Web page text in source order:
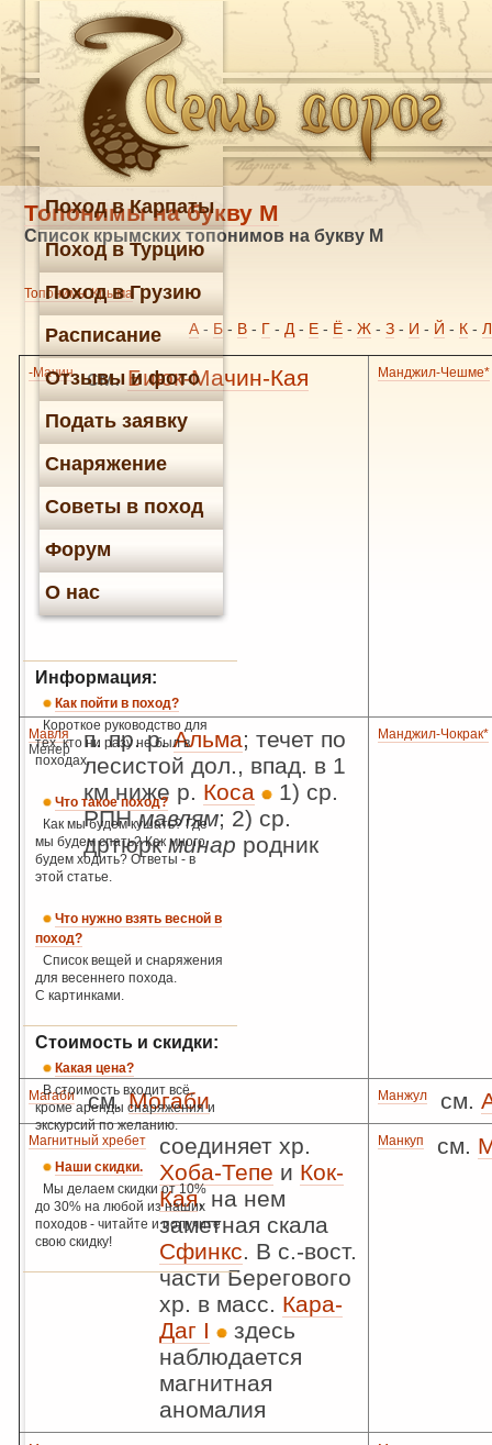
Топонимы на букву М
Список крымских топонимов на букву М
Топонимы Крыма
А - Б - В - Г - Д - Е - Ё - Ж - З - И - Й - К - Л
-Мачин см.Биюк-Мачин-Кая Манджил-Чешме*
Мавля
Менер
п. пр. р.Альма; течет по
лесистой дол., впад. в 1
км ниже р. Коса
1) ср.
РПНмавлям; 2) ср.
дртюркминар родник
Манджил-Чокрак*
Магаби см.Могаби Манжул см.
Магнитный хребет
соединяет хр.
Хоба-Тепе и Кок-
Кая, на нем
заметная скала
Сфинкс. В с.-вост.
части Берегового
хр. в масс. Кара-
Даг I
здесь
наблюдается
магнитная
аномалия
Манкуп см.
Поход в Карпаты
Поход в Турцию
Поход в Грузию
Расписание
Отзывы и фото
Подать заявку
Снаряжение
Советы в поход
Форум
О нас
Информация:
Как пойти в поход?
Короткое руководство для
тех, кто ни разу не был в
походах.
Что такое поход?
Как мы будем кушать? Где
мы будем спать? Как много
будем ходить? Ответы - в
этой статье.
Что нужно взять весной в
поход?
Список вещей и снаряжения
для весеннего похода.
С картинками.
Стоимость и скидки:
Какая цена?
В стоимость входит всё,
кроме аренды снаряжения и
экскурсий по желанию.
Наши скидки.
Мы делаем скидки от 10%
до 30% на любой из наших
походов - читайте и получите
свою скидку!